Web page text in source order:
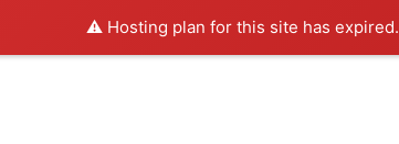
⚠️ Hosting plan for this site has expired.